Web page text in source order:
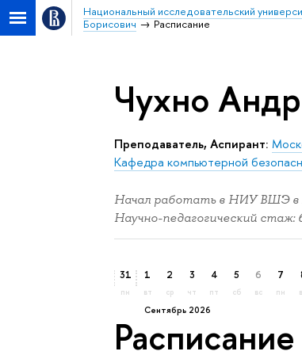
Национальный исследовательский
Борисович
Расписание
Чухно
Преподаватель, Аспирант:
Кафедра компьютерной
Начал работать в НИУ ВШЭ в
Научно-педагогический стаж:
31
пн
сентябрь 2026
1
вт
2
ср
3
чт
4
пт
5
сб
6
вс
7
пн